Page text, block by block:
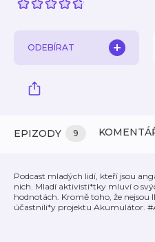
ODEBÍRAT
EPIZODY 9
Podcast mladých lidí, kteří jsou
nich. Mladí aktivisti*tky mluví o
hodnotách. Kromě toho, že nejsou
účastnili*y projektu Akumulátor.